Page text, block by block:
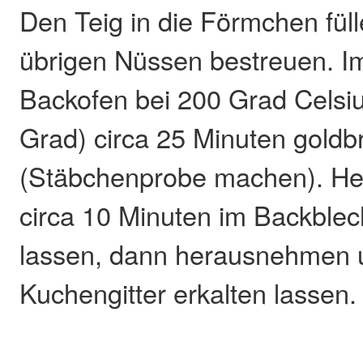
Den Teig in die Förmchen
übrigen Nüssen bestreuen.
Backofen bei 200 Grad
Grad) circa 25 Minuten
(Stäbchenprobe machen).
circa 10 Minuten im
lassen, dann herausnehmen
Kuchengitter erkalten lassen.